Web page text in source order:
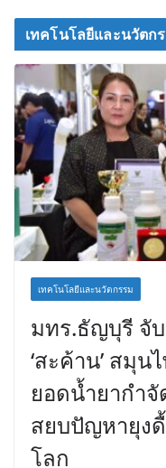
เทคโนโลยีและนวัตก
เทคโนโลยีและนวัตกรรม
มทร.ธัญบุรี จั
‘สะค้าน’ สมุ
ยอดน้ำยากำ
สยบปัญหายุง
โลก